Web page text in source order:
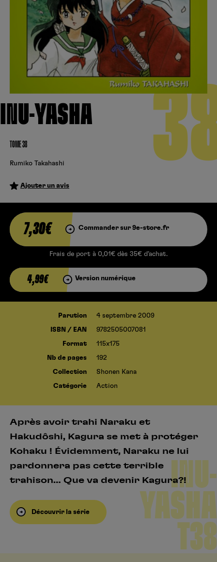
INU-YASHA
TOME 38
Rumiko Takahashi
Ajouter un avis
7,30€ Commander sur 9e-store.fr
Frais de port à 0,01€ dès 35€ d’achat.
4,99€ Version numérique
Parution 4 septembre 2009
ISBN / EAN 9782505007081
Format 115x175
Nb de pages 192
Collection Shonen Kana
Catégorie Action
Après avoir trahi Naraku et
Hakudôshi, Kagura se met à protéger
Kohaku ! Évidemment, Naraku ne lui
pardonnera pas cette terrible
trahison… Que va devenir Kagura?!
Découvrir la série
INU-
YASHA
T38
Cultura Fnac
Se connecter S’inscrire
Hunter x Hunter
Fire Force
Black Butler